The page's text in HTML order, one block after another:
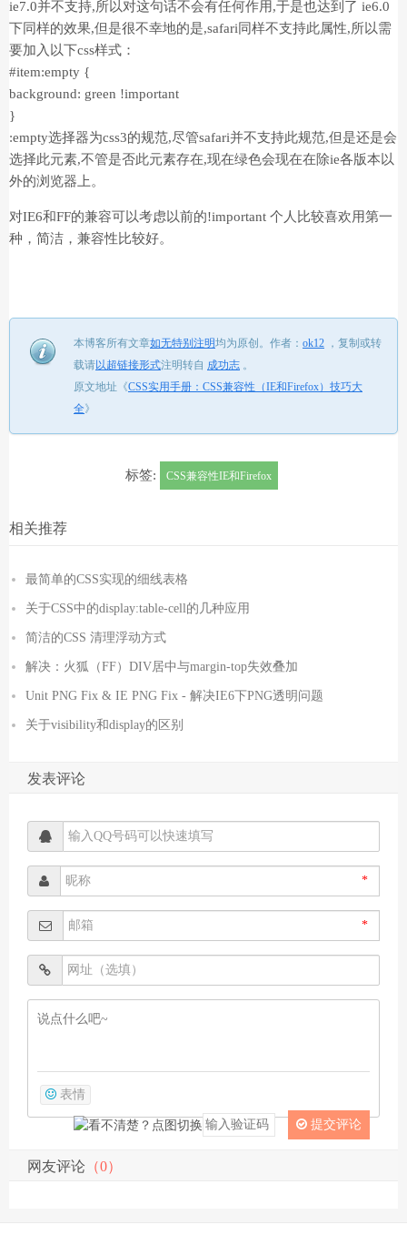
ie7.0并不支持,所以对这句话不会有任何作用,于是也达到了 ie6.0
下同样的效果,但是很不幸地的是,safari同样不支持此属性,所以需
要加入以下css样式：
#item:empty {
background: green !important
}
:empty选择器为css3的规范,尽管safari并不支持此规范,但是还是会
选择此元素,不管是否此元素存在,现在绿色会现在在除ie各版本以
外的浏览器上。
对IE6和FF的兼容可以考虑以前的!important 个人比较喜欢用第一
种，简洁，兼容性比较好。
本博客所有文章如无特别注明均为原创。 作者： ok12 ， 复制或转
载请以超链接形式注明转自 成功志 。
原文地址《CSS实用手册：CSS兼容性（IE和Firefox）技巧大
全》
标签: CSS兼容性IE和Firefox
相关推荐
最简单的CSS实现的细线表格
关于CSS中的display:table-cell的几种应用
简洁的CSS 清理浮动方式
解决：火狐（FF）DIV居中与margin-top失效叠加
Unit PNG Fix & IE PNG Fix - 解决IE6下PNG透明问题
关于visibility和display的区别
发表评论
*
*
表情
提交评论
网友评论 （0）